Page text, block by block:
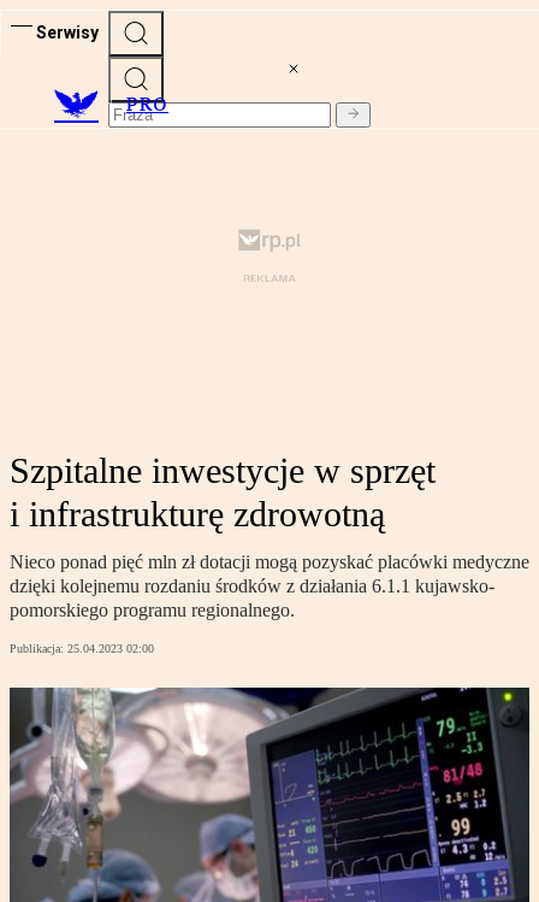
Serwisy
PRO
Szpitalne inwestycje w sprzęt
i infrastrukturę zdrowotną
Nieco ponad pięć mln zł dotacji mogą pozyskać placówki medyczne
dzięki kolejnemu rozdaniu środków z działania 6.1.1 kujawsko-
pomorskiego programu regionalnego.
Publikacja: 25.04.2023 02:00